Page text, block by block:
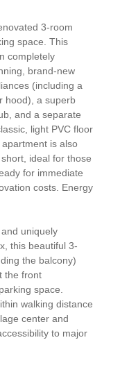
3-room
space. This
completely
brand-new
(including a
hood), a superb
and a separate
light PVC floor
is also
ideal for those
for immediate
costs. Energy
uniquely
this beautiful 3-
the balcony)
the front
space.
walking distance
center and
to major